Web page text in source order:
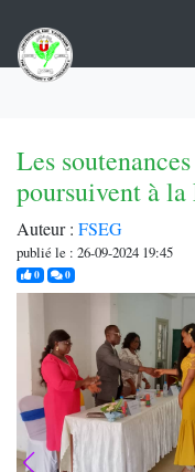
Les
poursuivent à la
Auteur : FSEG
publié le : 26-09-2024 19:45
0j'aime0commentaires